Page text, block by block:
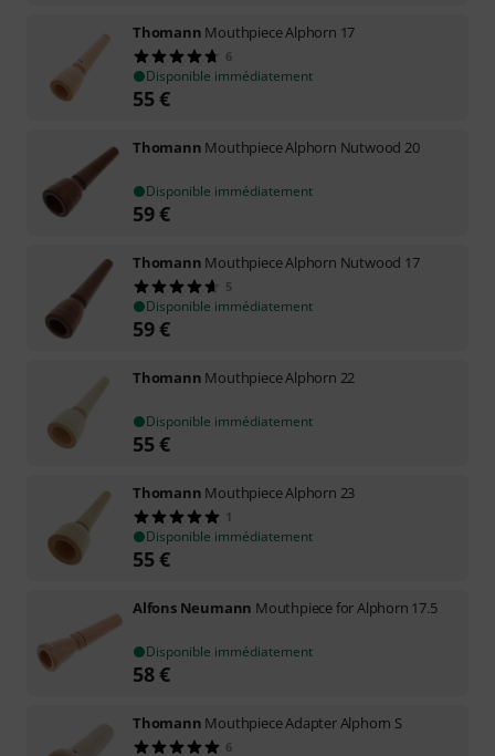
Thomann Mouthpiece Alphorn 17
6
Disponible immédiatement
55€
Thomann Mouthpiece Alphorn Nutwood 20
Disponible immédiatement
59€
Thomann Mouthpiece Alphorn Nutwood 17
5
Disponible immédiatement
59€
Thomann Mouthpiece Alphorn 22
Disponible immédiatement
55€
Thomann Mouthpiece Alphorn 23
1
Disponible immédiatement
55€
Alfons Neumann Mouthpiece for Alphorn 17.5
Disponible immédiatement
58€
Thomann Mouthpiece Adapter Alphorn S
6